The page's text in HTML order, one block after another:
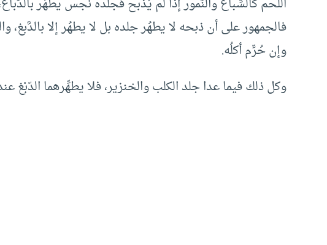
فالجمهور على أن ذبحه لا يطهُر جلده بل لا يطهُر إلا
وإن حُرِّم أكلُه.
وكل ذلك فيما عدا جلد الكلب والخنزير، فلا يطهِّرهما الدّبْغ